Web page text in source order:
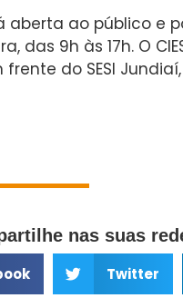
aberta ao público e
das 9h às 17h. O
frente do SESI
nas suas
Twitter